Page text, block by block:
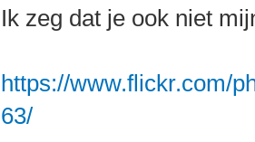
Ik zeg dat je ook niet
https://www.flickr.com/
63/